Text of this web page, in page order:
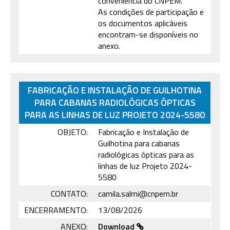
As condições de participação e
os documentos aplicáveis
encontram-se disponíveis no
anexo.
FABRICAÇÃO E INSTALAÇÃO DE GUILHOTINA
PARA CABANAS RADIOLÓGICAS ÓPTICAS
PARA AS LINHAS DE LUZ PROJETO 2024-5580
OBJETO:
Fabricação e Instalação de
Guilhotina para cabanas
radiológicas ópticas para as
linhas de luz Projeto 2024-
5580
CONTATO:
camila.salmi@cnpem.br
ENCERRAMENTO:
13/08/2026
ANEXO:
Download